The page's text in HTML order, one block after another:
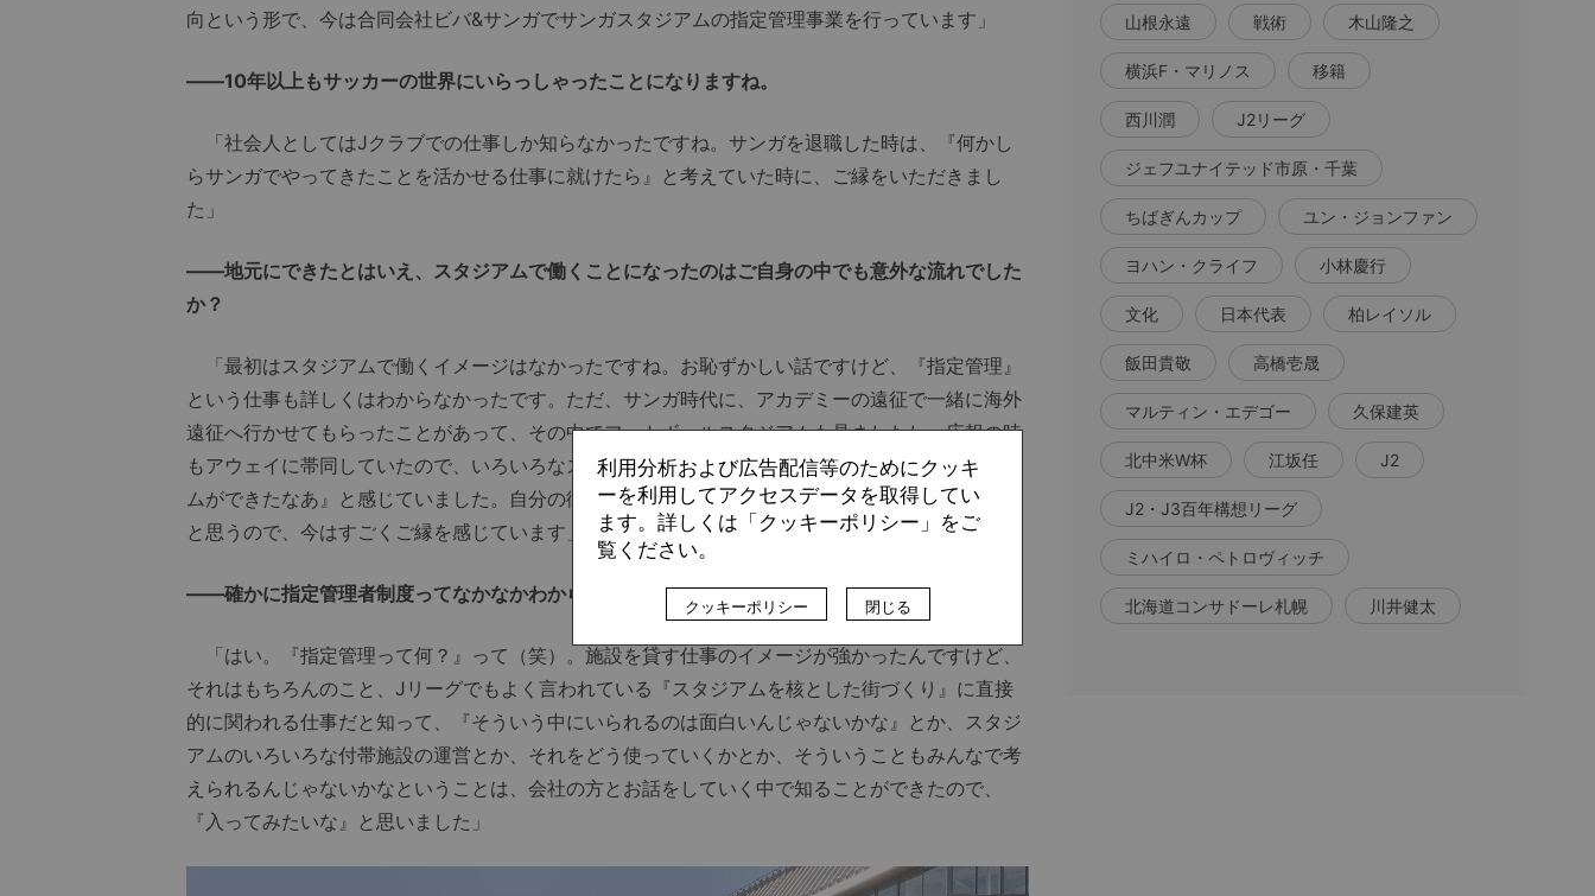
向という形で、今は合同会社ビバ&サンガでサンガスタジアムの指定管理事業を行っています」
――10年以上もサッカーの世界にいらっしゃったことになりますね。
「社会人としてはJクラブでの仕事しか知らなかったですね。サンガを退職した時は、『何かし
らサンガでやってきたことを活かせる仕事に就けたら』と考えていた時に、ご縁をいただきまし
た」
――地元にできたとはいえ、スタジアムで働くことになったのはご自身の中でも意外な流れでした
か？
「最初はスタジアムで働くイメージはなかったですね。お恥ずかしい話ですけど、『指定管理』
という仕事も詳しくはわからなかったです。ただ、サンガ時代に、アカデミーの遠征で一緒に海外
遠征へ行かせてもらったことがあって、その中でフットボールスタジアムも見ましたし、広報の時
もアウェイに帯同していたので、いろいろなスタジアムを見てきた中で、『地元に素敵なスタジア
ムができたなあ』と感じていました。自分の街にスタジアムができることってなかなかないことだ
と思うので、今はすごくご縁を感じています」
――確かに指定管理者制度ってなかなかわからないですよね。
「はい。『指定管理って何？』って（笑）。施設を貸す仕事のイメージが強かったんですけど、
それはもちろんのこと、Jリーグでもよく言われている『スタジアムを核とした街づくり』に直接
的に関われる仕事だと知って、『そういう中にいられるのは面白いんじゃないかな』とか、スタジ
アムのいろいろな付帯施設の運営とか、それをどう使っていくかとか、そういうこともみんなで考
えられるんじゃないかなということは、会社の方とお話をしていく中で知ることができたので、
『入ってみたいな』と思いました」
山根永遠 戦術 木山隆之
横浜F・マリノス 移籍
西川潤 J2リーグ
ジェフユナイテッド市原・千葉
ちばぎんカップ ユン・ジョンファン
ヨハン・クライフ 小林慶行
文化 日本代表 柏レイソル
飯田貴敬 高橋壱晟
マルティン・エデゴー 久保建英
北中米W杯 江坂任 J2
J2・J3百年構想リーグ
ミハイロ・ペトロヴィッチ
北海道コンサドーレ札幌 川井健太
利用分析および広告配信等のためにクッキ
ーを利用してアクセスデータを取得してい
ます。詳しくは「クッキーポリシー」をご
覧ください。
クッキーポリシー 閉じる